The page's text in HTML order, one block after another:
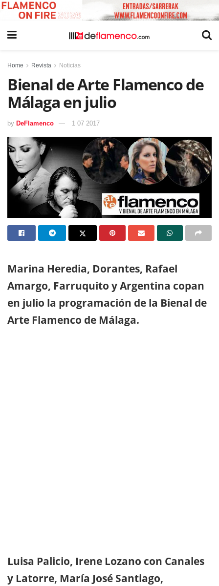
Home Revista Noticias
Bienal de Arte Flamenco de
Málaga en julio
by DeFlamenco 1 07 2017
Marina Heredia, Dorantes, Rafael
Amargo, Farruquito y Argentina copan
en julio la programación de la Bienal de
Arte Flamenco de Málaga.
Luisa Palicio, Irene Lozano con Canales
y Latorre, María José Santiago,